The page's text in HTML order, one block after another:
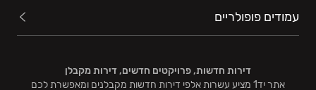
עמודים פופולריים
דירות חדשות, פרויקטים חדשים, דירות מקבלן
אתר יד1 מציע עשרות אלפי דירות חדשות מקבלנים ומאפשרת לכם